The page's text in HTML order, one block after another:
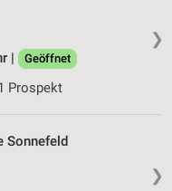
❯
|
Geöffnet
Prospekt
❯
Sonnefeld